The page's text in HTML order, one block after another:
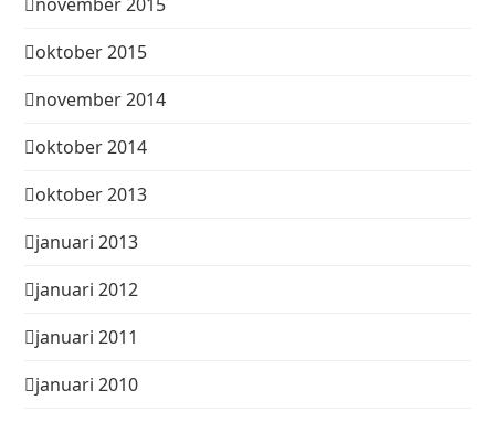
oktober 2015
november 2014
oktober 2014
oktober 2013
januari 2013
januari 2012
januari 2011
januari 2010